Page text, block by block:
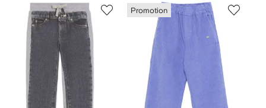
Promotion